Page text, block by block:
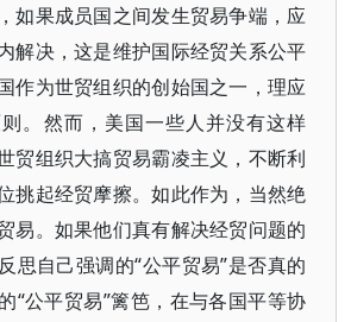
如果成员国之间发生贸易争端，应
解决，这是维护国际经贸关系公平
作为世贸组织的创始国之一，理应
。然而，美国一些人并没有这样
贸组织大搞贸易霸凌主义，不断利
挑起经贸摩擦。如此作为，当然绝
易。如果他们真有解决经贸问题的
思自己强调的“公平贸易”是否真的
“公平贸易”篱笆，在与各国平等协